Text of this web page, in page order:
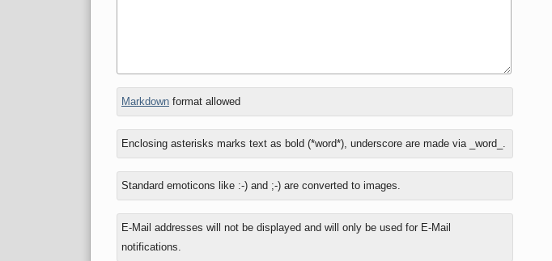
In
reply
to
What
is
one
zero?
Markdownformat allowed
Enclosing asterisks marks text as bold (*word*), underscore are made via _word_.
Standard emoticons like :-) and ;-) are converted to images.
E-Mail addresses will not be displayed and will only be used for E-Mail
notifications.